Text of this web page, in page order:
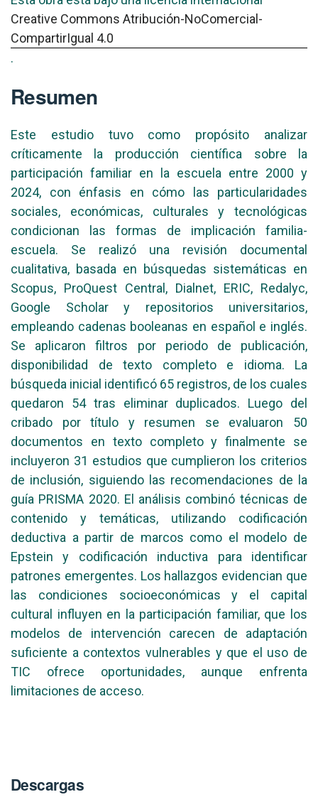
Creative Commons Atribución-NoComercial-
CompartirIgual 4.0
.
Resumen
Este estudio tuvo como propósito analizar
críticamente la producción científica sobre la
participación familiar en la escuela entre 2000 y
2024, con énfasis en cómo las particularidades
sociales, económicas, culturales y tecnológicas
condicionan las formas de implicación familia-
escuela. Se realizó una revisión documental
cualitativa, basada en búsquedas sistemáticas en
Scopus, ProQuest Central, Dialnet, ERIC, Redalyc,
Google Scholar y repositorios universitarios,
empleando cadenas booleanas en español e inglés.
Se aplicaron filtros por periodo de publicación,
disponibilidad de texto completo e idioma. La
búsqueda inicial identificó 65 registros, de los cuales
quedaron 54 tras eliminar duplicados. Luego del
cribado por título y resumen se evaluaron 50
documentos en texto completo y finalmente se
incluyeron 31 estudios que cumplieron los criterios
de inclusión, siguiendo las recomendaciones de la
guía PRISMA 2020. El análisis combinó técnicas de
contenido y temáticas, utilizando codificación
deductiva a partir de marcos como el modelo de
Epstein y codificación inductiva para identificar
patrones emergentes. Los hallazgos evidencian que
las condiciones socioeconómicas y el capital
cultural influyen en la participación familiar, que los
modelos de intervención carecen de adaptación
suficiente a contextos vulnerables y que el uso de
TIC ofrece oportunidades, aunque enfrenta
limitaciones de acceso.
Descargas